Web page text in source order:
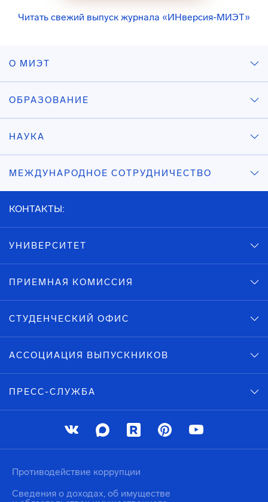
Читать свежий выпуск журнала «ИНверсия-МИЭТ»
О МИЭТ
ОБРАЗОВАНИЕ
НАУКА
МЕЖДУНАРОДНОЕ СОТРУДНИЧЕСТВО
КОНТАКТЫ:
УНИВЕРСИТЕТ
ПРИЕМНАЯ КОМИССИЯ
СТУДЕНЧЕСКИЙ ОФИС
АССОЦИАЦИЯ ВЫПУСКНИКОВ
ПРЕСС-СЛУЖБА
Противодействие коррупции
Сведения о доходах, об имуществе